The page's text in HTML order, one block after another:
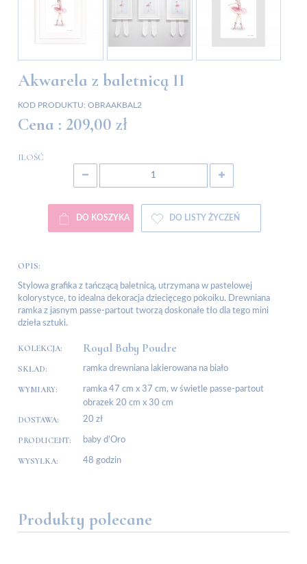
Akwarela z baletnicą II
KOD PRODUKTU: OBRAAKBAL2
Cena : 209,00 zł
ILOŚĆ
DO KOSZYKA DO LISTY ŻYCZEŃ
OPIS:
Stylowa grafika z tańczącą baletnicą, utrzymana w pastelowej
kolorystyce, to idealna dekoracja dziecięcego pokoiku. Drewniana
ramka z jasnym passe-partout tworzą doskonałe tło dla tego mini
dzieła sztuki.
KOLEKCJA: Royal Baby Poudre
SKŁAD: ramka drewniana lakierowana na biało
WYMIARY:
ramka 47 cm x 37 cm, w świetle passe-partout
obrazek 20 cm x 30 cm
DOSTAWA: 20 zł
PRODUCENT: baby d’Oro
WYSYŁKA: 48 godzin
Produkty polecane